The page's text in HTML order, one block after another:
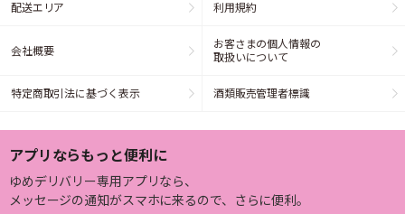
配送エリア 利用規約
会社概要
お客さまの個人情報の
取扱いについて
特定商取引法に基づく表示 酒類販売管理者標識
アプリならもっと便利に
ゆめデリバリー専用アプリなら、
メッセージの通知がスマホに来るので、さらに便利。